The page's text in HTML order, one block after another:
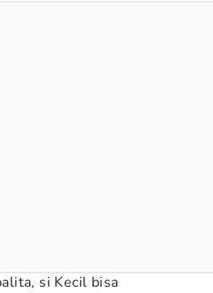
si Kecil bisa